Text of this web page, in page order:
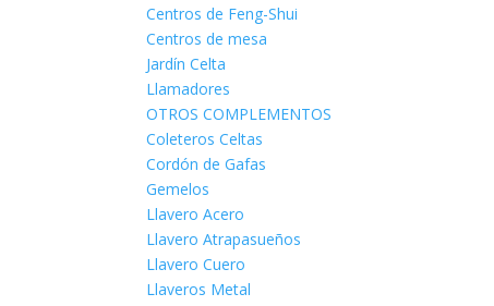
Centros de Feng-Shui
Centros de mesa
Jardín Celta
Llamadores
OTROS COMPLEMENTOS
Coleteros Celtas
Cordón de Gafas
Gemelos
Llavero Acero
Llavero Atrapasueños
Llavero Cuero
Llaveros Metal